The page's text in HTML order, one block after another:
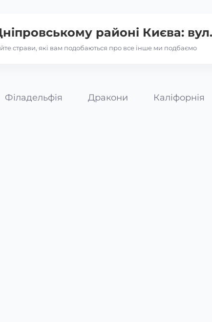
районі Києва:
страви, які вам подобаються про все інше ми подбаємо
Філадельфія Дракони Каліфорнія